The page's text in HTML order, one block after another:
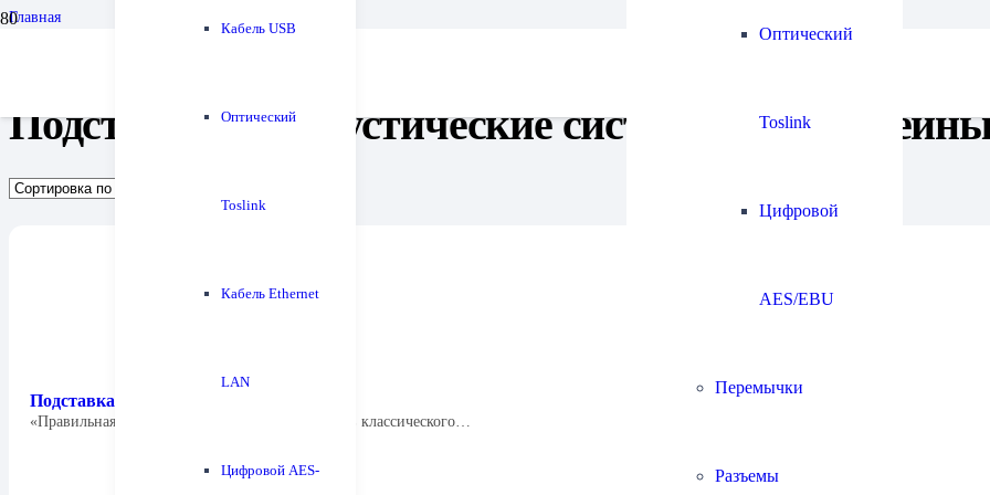
Кабель USB
Оптический
Toslink
Кабель Ethernet
LAN
Цифровой AES-
Оптический
Toslink
Цифровой
AES/EBU
Перемычки
Разъемы
Главная
Подставки под акустические системы,
Подставка для АС Fyne Audio FS5 Stand
«Правильная» подставка для средних мониторов классического…